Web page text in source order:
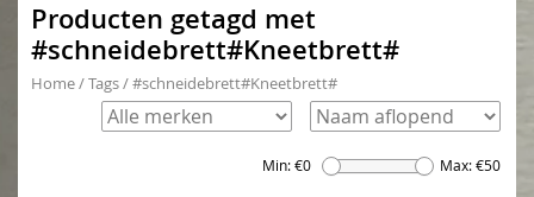
Producten getagd met
#schneidebrett#Kneetbrett#
Home/Tags/#schneidebrett#Kneetbrett#
Min: €0 Max: €50